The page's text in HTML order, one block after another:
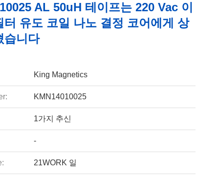
AL 50uH 테이프는 220 Vac 이
터 유도 코일 나노 결정 코어에게 상
습니다
King Magnetics
KMN14010025
1가지 추신
-
21WORK 일